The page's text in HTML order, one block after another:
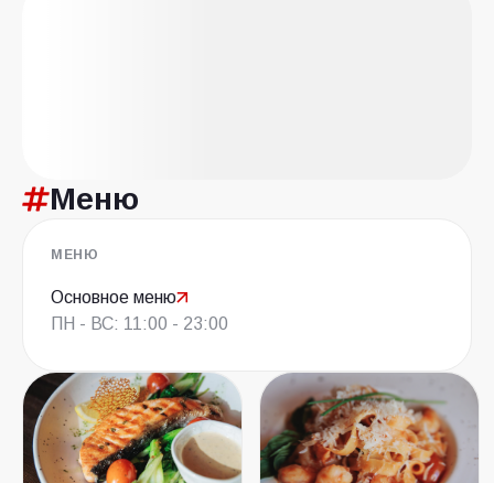
Меню
МЕНЮ
Основное меню
ПН - ВС: 11:00 - 23:00